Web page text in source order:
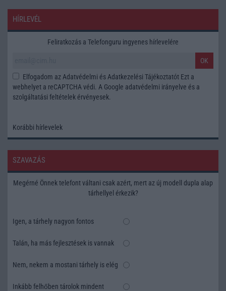
HÍRLEVÉL
Feliratkozás a Telefonguru ingyenes hírlevelére
OK
Elfogadom az Adatvédelmi és Adatkezelési Tájékoztatót Ezt a
webhelyet a reCAPTCHA védi. A Google adatvédelmi irányelve és a
szolgáltatási feltételek érvényesek.
Korábbi hírlevelek
SZAVAZÁS
Megérné Önnek telefont váltani csak azért, mert az új modell dupla alap
tárhellyel érkezik?
Igen, a tárhely nagyon fontos
Talán, ha más fejlesztések is vannak
Nem, nekem a mostani tárhely is elég
Inkább felhőben tárolok mindent